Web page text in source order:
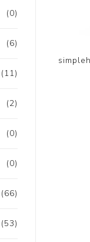
(0)
(6)
(11)
(2)
(0)
(0)
(66)
(53)